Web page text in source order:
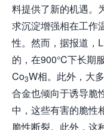
料提供了新的机遇。
求沉淀增强相在工作
性。然而，据报道，
的，在900°C下长期
Co3W相。此外，大
合金也倾向于诱导脆
中，这些有害的脆性
脆性断裂。此外，这